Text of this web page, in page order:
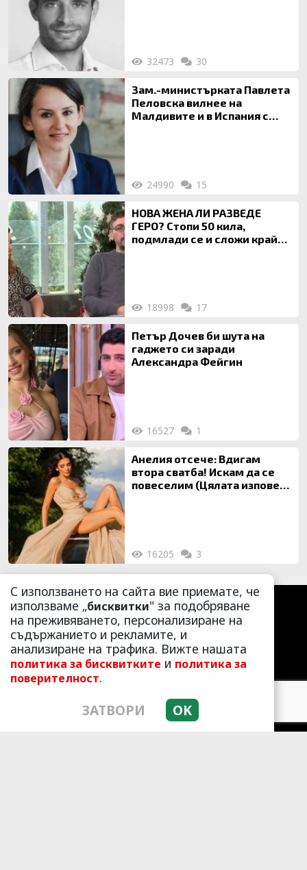
32473 30
Зам.-министърката Павлета
Пеловска вилнее на
Малдивите и в Испания с
24990 15
НОВА ЖЕНА ЛИ РАЗВЕДЕ
ГЕРО? Стопи 50 кила,
подмлади се и сложи край
18998 17
Петър Дочев би шута на
гаджето си заради
Александра Фейгин
16527 1
Анелия отсече: Вдигам
втора сватба! Искам да се
повеселим (Цялата изповед
16205 3
С използването на сайта вие приемате, че
използваме „бисквитки" за подобряване
на преживяването, персонализиране на
съдържанието и рекламите, и
анализиране на трафика. Вижте нашата
политика за бисквитките и политика за
поверителност.
ЗАТВОРИ OK